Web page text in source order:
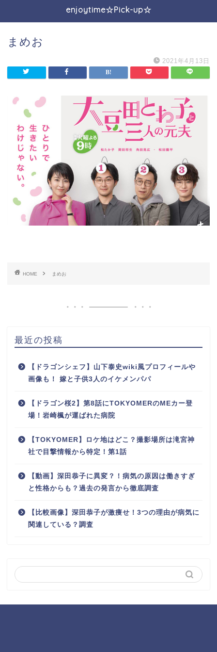
enjoytime☆Pick-up☆
まめお
2021年4月13日
HOME まめお
最近の投稿
【ドラゴンシェフ】山下泰史wiki風プロフィールや
画像も！ 嫁と子供3人のイケメンパパ
【ドラゴン桜2】第8話にTOKYOMERのMEカー登
場！岩崎楓が運ばれた病院
【TOKYOMER】ロケ地はどこ？撮影場所は滝宮神
社で目撃情報から特定！第1話
【動画】深田恭子に異変？！病気の原因は働きすぎ
と性格からも？過去の発言から徹底調査
【比較画像】深田恭子が激痩せ！3つの理由が病気に
関連している？調査